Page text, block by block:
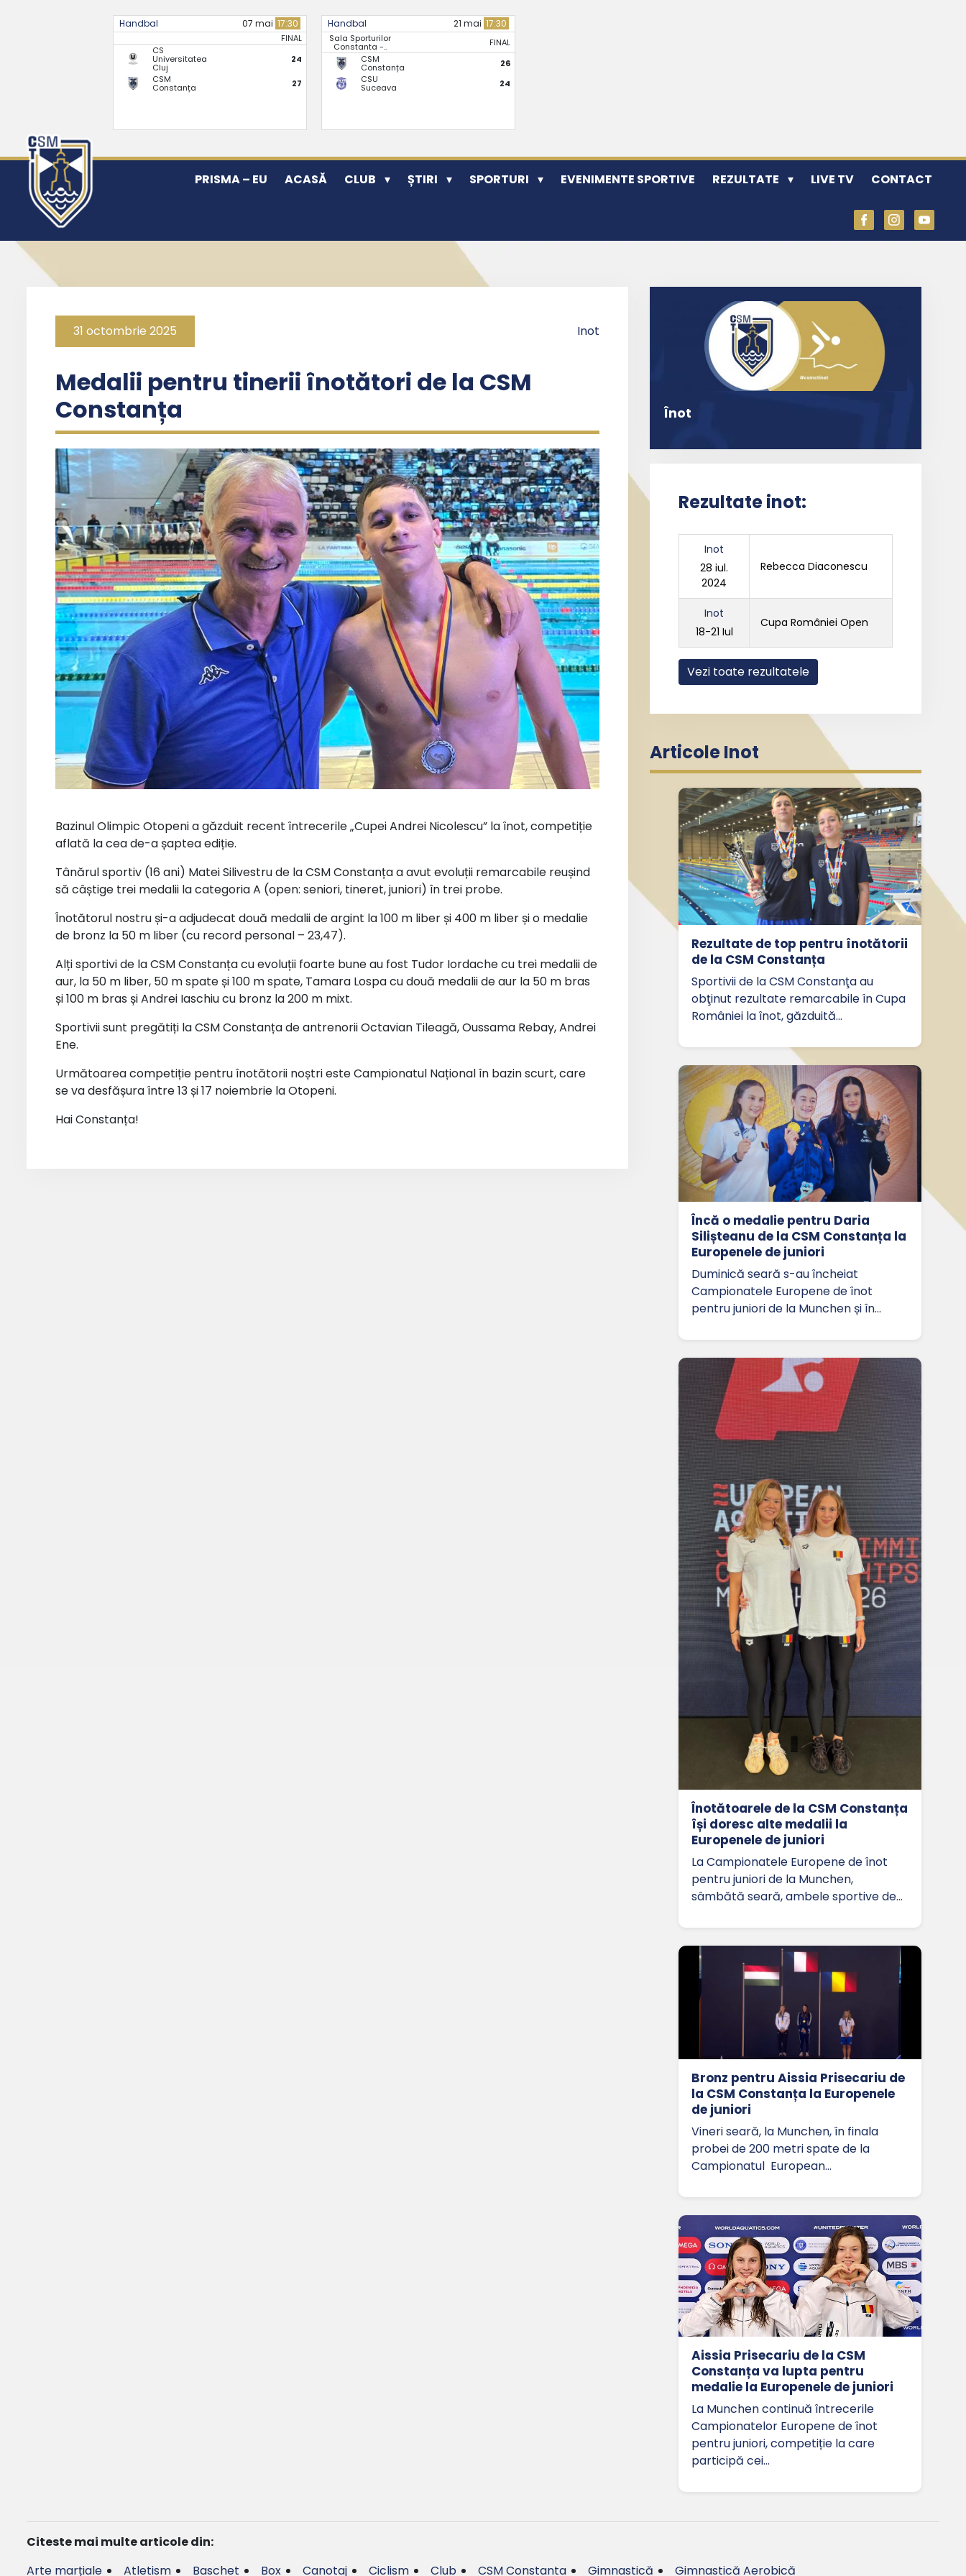
Handbal 07 mai 17:30
FINAL
CS
Universitatea
Cluj
24
CSM
Constanța 27
Handbal 21 mai 17:30
Sala Sporturilor
Constanta -..
FINAL
CSM
Constanța
26
CSU
Suceava 24
PRISMA – EU ACASĂ CLUB ȘTIRI SPORTURI EVENIMENTE SPORTIVE REZULTATE LIVE TV CONTACT
31 octombrie 2025 Inot
Medalii pentru tinerii înotători de la CSM
Constanța
Bazinul Olimpic Otopeni a găzduit recent întrecerile „Cupei Andrei Nicolescu” la înot, competiție
aflată la cea de-a șaptea ediție.
Tânărul sportiv (16 ani) Matei Silivestru de la CSM Constanța a avut evoluții remarcabile reușind
să câștige trei medalii la categoria A (open: seniori, tineret, juniori) în trei probe.
Înotătorul nostru și-a adjudecat două medalii de argint la 100 m liber și 400 m liber și o medalie
de bronz la 50 m liber (cu record personal – 23,47).
Alți sportivi de la CSM Constanța cu evoluții foarte bune au fost Tudor Iordache cu trei medalii de
aur, la 50 m liber, 50 m spate și 100 m spate, Tamara Lospa cu două medalii de aur la 50 m bras
și 100 m bras și Andrei Iaschiu cu bronz la 200 m mixt.
Sportivii sunt pregătiți la CSM Constanța de antrenorii Octavian Tileagă, Oussama Rebay, Andrei
Ene.
Următoarea competiție pentru înotătorii noștri este Campionatul Național în bazin scurt, care
se va desfășura între 13 și 17 noiembrie la Otopeni.
Hai Constanța!
Înot
Rezultate inot:
Inot
28 iul.
2024
Rebecca Diaconescu
Inot
18-21 Iul
Cupa României Open
Vezi toate rezultatele
Articole Inot
Rezultate de top pentru înotătorii
de la CSM Constanța
Sportivii de la CSM Constanţa au
obţinut rezultate remarcabile în Cupa
României la înot, găzduită…
Încă o medalie pentru Daria
Silișteanu de la CSM Constanța la
Europenele de juniori
Duminică seară s-au încheiat
Campionatele Europene de înot
pentru juniori de la Munchen și în…
Înotătoarele de la CSM Constanța
își doresc alte medalii la
Europenele de juniori
La Campionatele Europene de înot
pentru juniori de la Munchen,
sâmbătă seară, ambele sportive de…
Bronz pentru Aissia Prisecariu de
la CSM Constanța la Europenele
de juniori
Vineri seară, la Munchen, în finala
probei de 200 metri spate de la
Campionatul European…
Aissia Prisecariu de la CSM
Constanța va lupta pentru
medalie la Europenele de juniori
La Munchen continuă întrecerile
Campionatelor Europene de înot
pentru juniori, competiție la care
participă cei…
Citeste mai multe articole din:
Arte marțiale
Atletism Baschet Box Canotaj Ciclism Club CSM Constanta Gimnastică Gimnastică Aerobică